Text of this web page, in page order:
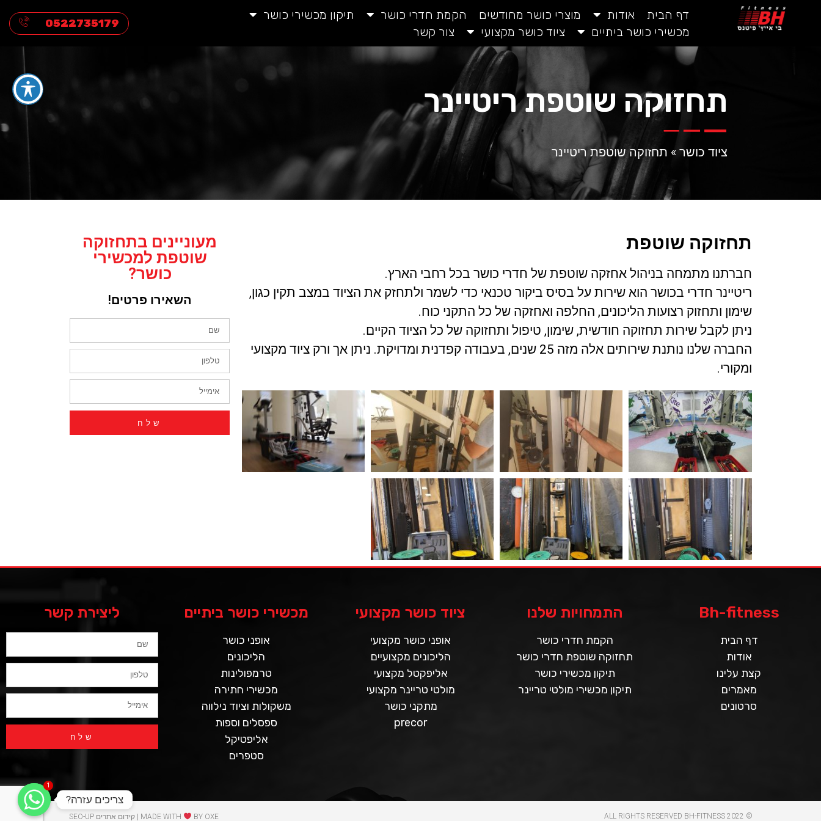
דף הבית אודות מוצרי כושר מחודשים הקמת חדרי כושר
תיקון מכשירי כושר
מכשירי כושר ביתיים
ציוד כושר מקצועי צור קשר
0522735179
תחזוקה שוטפת ריטיינר
ציוד כושר » תחזוקה שוטפת ריטיינר
תחזוקה שוטפת
חברתנו מתמחה בניהול אחזקה שוטפת של חדרי כושר בכל רחבי הארץ.
ריטיינר חדרי בכושר הוא שירות על בסיס ביקור טכנאי כדי לשמר ולתחזק את הציוד במצב תקין כגון,
שימון ותחזוק רצועות הליכונים, החלפה ואחזקה של כל התקני כוח.
ניתן לקבל שירות תחזוקה חודשית, שימון, טיפול ותחזוקה של כל הציוד הקיים.
החברה שלנו נותנת שירותים אלה מזה 25 שנים, בעבודה קפדנית ומדויקת. ניתן אך ורק ציוד מקצועי
ומקורי.
מעוניינים בתחזוקה
שוטפת למכשירי
כושר?
השאירו פרטים!
שלח
Bh-fitness
דף הבית
אודות
קצת עלינו
מאמרים
סרטונים
התמחויות שלנו
הקמת חדרי כושר
תחזוקה שוטפת חדרי כושר
תיקון מכשירי כושר
תיקון מכשירי מולטי טריינר
ציוד כושר מקצועי
אופני כושר מקצועי
הליכונים מקצועיים
אליפקטל מקצועי
מולטי טריינר מקצועי
מתקני כושר
precor
מכשירי כושר ביתיים
אופני כושר
הליכונים
טרמפולינות
מכשירי חתירה
משקולות וציוד נילווה
ספסלים וספות
אליפטיקל
סטפרים
ליצירת קשר
שלח
© 2022 ALL RIGHTS RESERVED​ BH-FITNESS
MADE WITH BY OXE | קידום אתרים SEO-UP
1
צריכים עזרה?